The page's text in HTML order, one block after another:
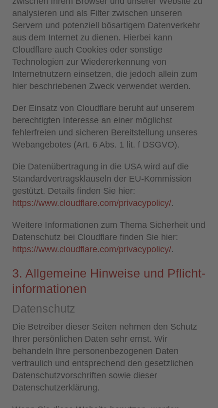
analysieren und als Filter zwischen unseren
Servern und potenziell bösartigem Datenverkehr
aus dem Internet zu dienen. Hierbei kann
Cloudflare auch Cookies oder sonstige
Technologien zur Wiedererkennung von
Internetnutzern einsetzen, die jedoch allein zum
hier beschriebenen Zweck verwendet werden.
Der Einsatz von Cloudflare beruht auf unserem
berechtigten Interesse an einer möglichst
fehlerfreien und sicheren Bereitstellung unseres
Webangebotes (Art. 6 Abs. 1 lit. f DSGVO).
Die Datenübertragung in die USA wird auf die
Standardvertragsklauseln der EU-Kommission
gestützt. Details finden Sie hier:
https://www.cloudflare.com/privacypolicy/.
Weitere Informationen zum Thema Sicherheit und
Datenschutz bei Cloudflare finden Sie hier:
https://www.cloudflare.com/privacypolicy/.
3. Allgemeine Hinweise und Pflicht­
informationen
Datenschutz
Die Betreiber dieser Seiten nehmen den Schutz
Ihrer persönlichen Daten sehr ernst. Wir
behandeln Ihre personenbezogenen Daten
vertraulich und entsprechend den gesetzlichen
Datenschutzvorschriften sowie dieser
Datenschutzerklärung.